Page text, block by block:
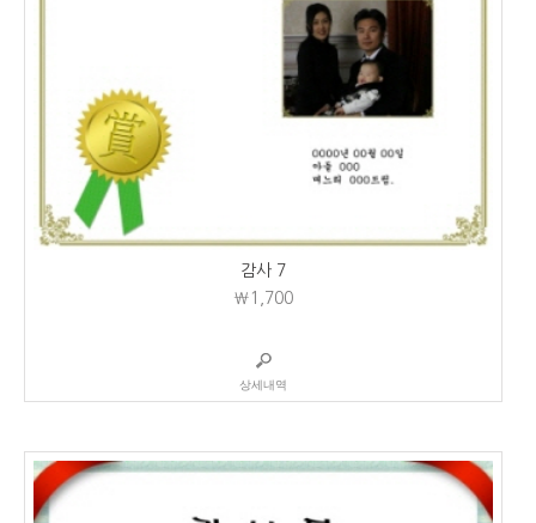
감사 7
₩1,700
상세내역